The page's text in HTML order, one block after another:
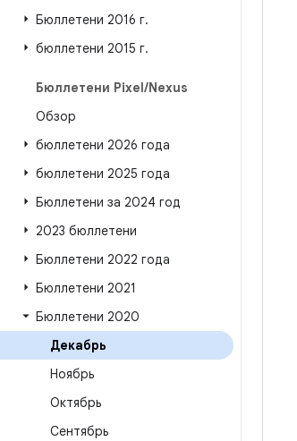
Бюллетени 2016 г.
бюллетени 2015 г.
Бюллетени Pixel/Nexus
Обзор
бюллетени 2026 года
бюллетени 2025 года
Бюллетени за 2024 год
2023 бюллетени
Бюллетени 2022 года
Бюллетени 2021
Бюллетени 2020
Декабрь
Ноябрь
Октябрь
Сентябрь